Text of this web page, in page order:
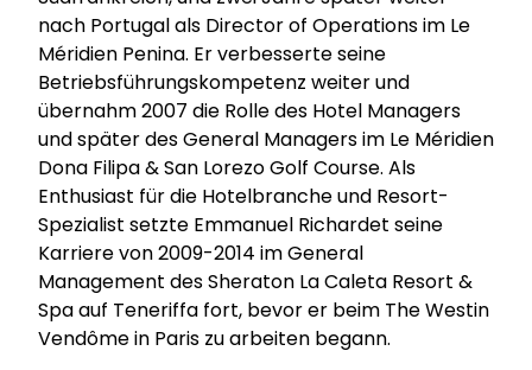
nach Portugal als Director of Operations im Le
Méridien Penina. Er verbesserte seine
Betriebsführungskompetenz weiter und
übernahm 2007 die Rolle des Hotel Managers
und später des General Managers im Le Méridien
Dona Filipa & San Lorezo Golf Course. Als
Enthusiast für die Hotelbranche und Resort-
Spezialist setzte Emmanuel Richardet seine
Karriere von 2009-2014 im General
Management des Sheraton La Caleta Resort &
Spa auf Teneriffa fort, bevor er beim The Westin
Vendôme in Paris zu arbeiten begann.